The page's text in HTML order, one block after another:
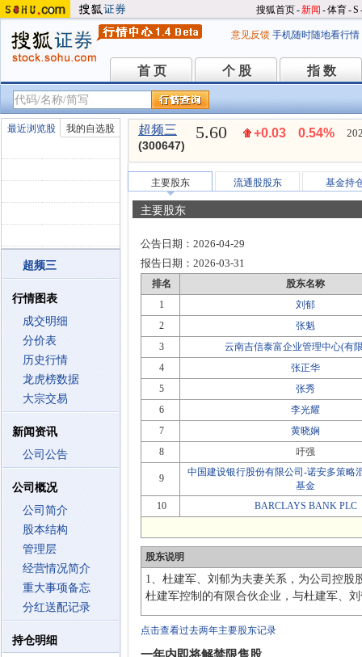
搜狐首页-新闻 -体育-S
意见反馈 手机随时随地看行情
首 页
首 页 个 股
个 股 指 数
指 数
最近浏览股 我的自选股
超频三
行情图表
成交明细
分价表
历史行情
龙虎榜数据
大宗交易
新闻资讯
公司公告
公司概况
公司简介
股本结构
管理层
经营情况简介
重大事项备忘
分红送配记录
持仓明细
超频三
(300647)
5.60 +0.03 0.54%
主要股东 流通股股东 基金持
主要股东
公告日期： 2026-04-29
报告日期： 2026-03-31
排名
股东名称
1
刘郁
2
张魁
3
云南吉信泰富企业管理中心(有
4
张正华
5
张秀
6
李光耀
7
黄晓娴
8
吁强
9
中国建设银行股份有限公司-诺安多策略
基金
10
BARCLAYS BANK PLC
股东说明
1、杜建军、刘郁为夫妻关系，为公司控
杜建军控制的有限合伙企业，与杜建军、
点击查看过去两年主要股东记录